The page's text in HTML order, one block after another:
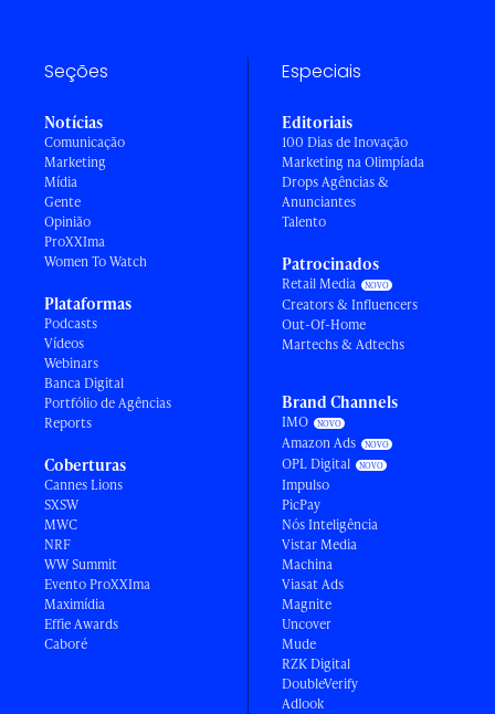
Seções
Notícias
Comunicação
Marketing
Mídia
Gente
Opinião
ProXXIma
Women To Watch
Plataformas
Podcasts
Vídeos
Webinars
Banca Digital
Portfólio de Agências
Reports
Coberturas
Cannes Lions
SXSW
MWC
NRF
WW Summit
Evento ProXXIma
Maximídia
Effie Awards
Caboré
Especiais
Editoriais
100 Dias de Inovação
Marketing na Olimpíada
Drops Agências &
Anunciantes
Talento
Patrocinados
Retail Media
Creators & Influencers
Out-Of-Home
Martechs & Adtechs
Brand Channels
IMO
Amazon Ads
OPL Digital
Impulso
PicPay
Nós Inteligência
Vistar Media
Machina
Viasat Ads
Magnite
Uncover
Mude
RZK Digital
DoubleVerify
Adlook